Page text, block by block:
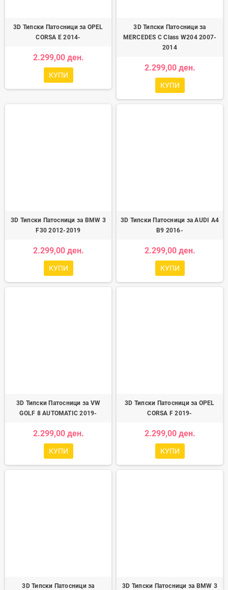
3D Типски Патосници за OPEL
CORSA E 2014-
2.299,00 ден.
КУПИ
3D Типски Патосници за
MERCEDES C Class W204 2007-
2014
2.299,00 ден.
КУПИ
3D Типски Патосници за BMW 3
F30 2012-2019
2.299,00 ден.
КУПИ
3D Типски Патосници за AUDI A4
B9 2016-
2.299,00 ден.
КУПИ
3D Типски Патосници за VW
GOLF 8 AUTOMATIC 2019-
2.299,00 ден.
КУПИ
3D Типски Патосници за OPEL
CORSA F 2019-
2.299,00 ден.
КУПИ
3D Типски Патосници за
3D Типски Патосници за BMW 3